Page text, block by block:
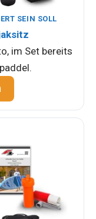
SEIN SOLL
im Set bereits